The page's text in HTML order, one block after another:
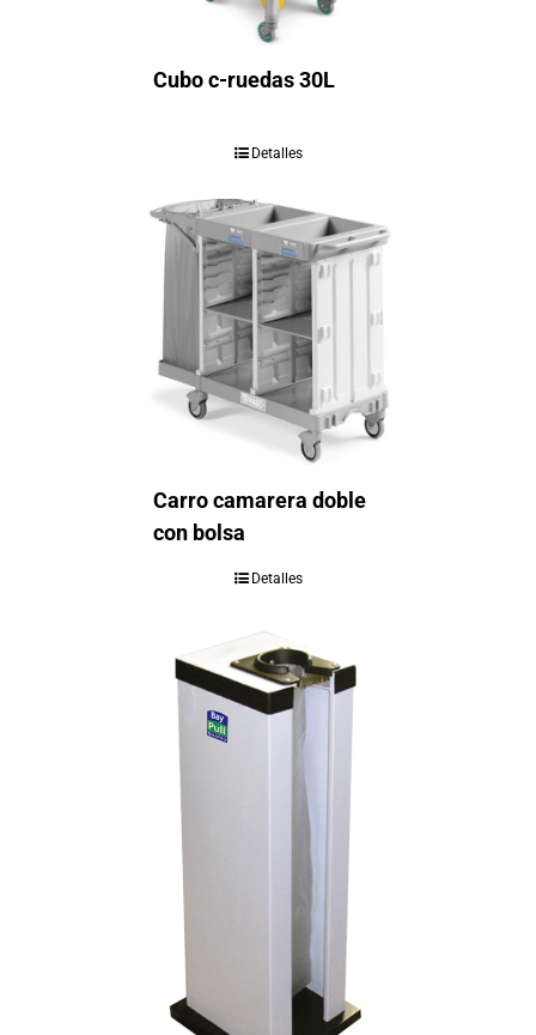
Cubo c-ruedas 30L
Detalles
Carro camarera doble
con bolsa
Detalles